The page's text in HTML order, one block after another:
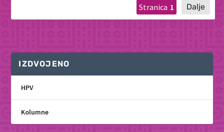
1
IZDVOJENO
HPV
Kolumne